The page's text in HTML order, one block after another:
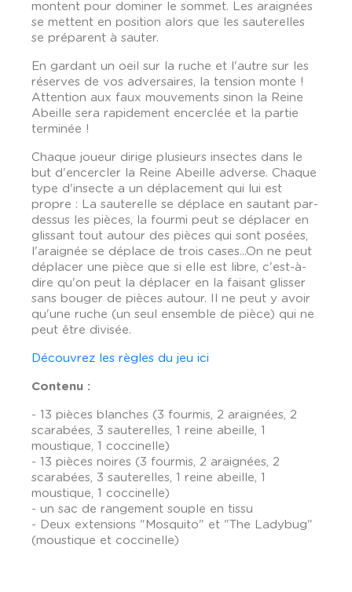
montent pour dominer le sommet. Les araignées
se mettent en position alors que les sauterelles
se préparent à sauter.
En gardant un oeil sur la ruche et l'autre sur les
réserves de vos adversaires, la tension monte !
Attention aux faux mouvements sinon la Reine
Abeille sera rapidement encerclée et la partie
terminée !
Chaque joueur dirige plusieurs insectes dans le
but d'encercler la Reine Abeille adverse. Chaque
type d'insecte a un déplacement qui lui est
propre : La sauterelle se déplace en sautant par-
dessus les pièces, la fourmi peut se déplacer en
glissant tout autour des pièces qui sont posées,
l'araignée se déplace de trois cases...On ne peut
déplacer une pièce que si elle est libre, c'est-à-
dire qu'on peut la déplacer en la faisant glisser
sans bouger de pièces autour. Il ne peut y avoir
qu'une ruche (un seul ensemble de pièce) qui ne
peut être divisée.
Découvrez les règles du jeu ici
Contenu :
- 13 pièces blanches (3 fourmis, 2 araignées, 2
scarabées, 3 sauterelles, 1 reine abeille, 1
moustique, 1 coccinelle)
- 13 pièces noires (3 fourmis, 2 araignées, 2
scarabées, 3 sauterelles, 1 reine abeille, 1
moustique, 1 coccinelle)
- un sac de rangement souple en tissu
- Deux extensions "Mosquito" et "The Ladybug"
(moustique et coccinelle)